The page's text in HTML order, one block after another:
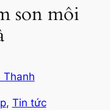
son môi
Thanh
, Tin tức